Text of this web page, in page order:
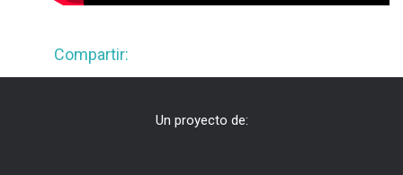
Compartir:
Un proyecto de: